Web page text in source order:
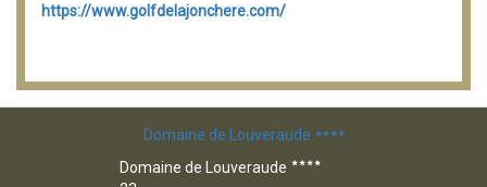
https://www.golfdelajonchere.com/
Domaine de Louveraude
Domaine de Louveraude